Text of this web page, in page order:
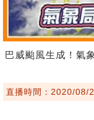
巴威颱風生成！氣
直播時間：2020/08/